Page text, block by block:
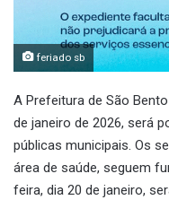
feriado sb
A Prefeitura de São
de janeiro de 2026, será
públicas municipais. Os
área de saúde, seguem
feira, dia 20 de janeiro,